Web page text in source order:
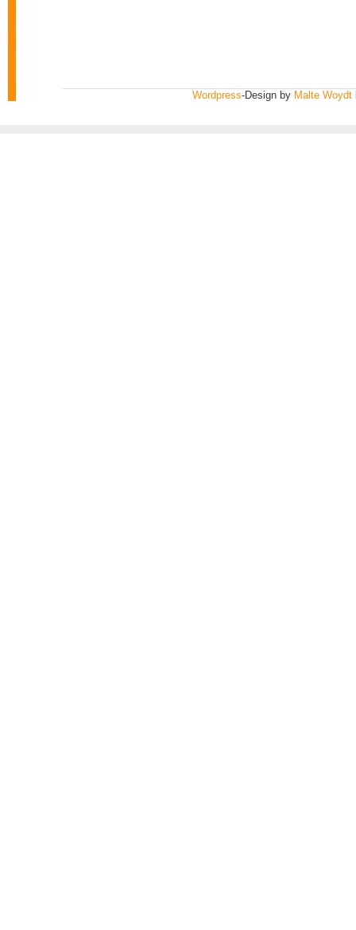
Wordpress-Design by Malte Woydt